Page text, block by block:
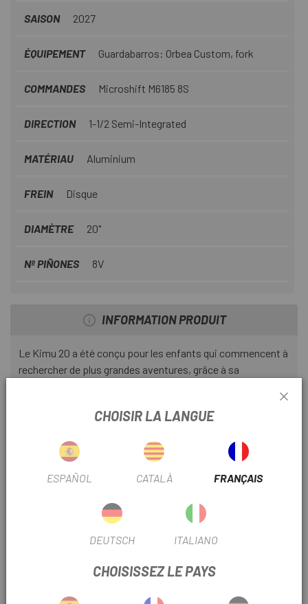
SAISON 2027
ÉQUIPEMENT Guardabarros: Orbea Custom, fork
COMMANDES Microshift M6185 8S
DIRECTION 1-1/2 Semi-Integrated
MATÉRIAU Aluminium
FREIN Disque
DIAMÈTRE 20"
Nº PIÑONES 8V
INFORMATION PRODUIT
Le Kimu 20 a été conçu pour les enfants qui commencent à
rechercher de plus grandes aventures, grâce à sa
performant, parfait pour explorer des territoires plus
Plus de liberté sur deux roues
ce vélo rend chaque sortie plus facile, plus amusante et
plus fluide, permettant aux jeunes cyclistes de développer
leurs compétences en toute sécurité. Il est conçu pour les
CHOISIR LA LANGUE
ESPAÑOL CATALÀ FRANÇAIS
DEUTSCH ITALIANO
CHOISISSEZ LE PAYS